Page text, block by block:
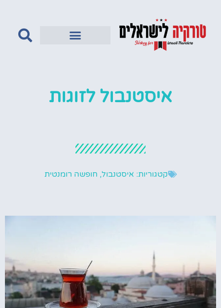
איסטנבול לזוגות
קטגוריות: איסטנבול, חופשה רומנטית